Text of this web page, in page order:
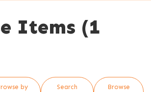
Items (1
by
Search
Browse